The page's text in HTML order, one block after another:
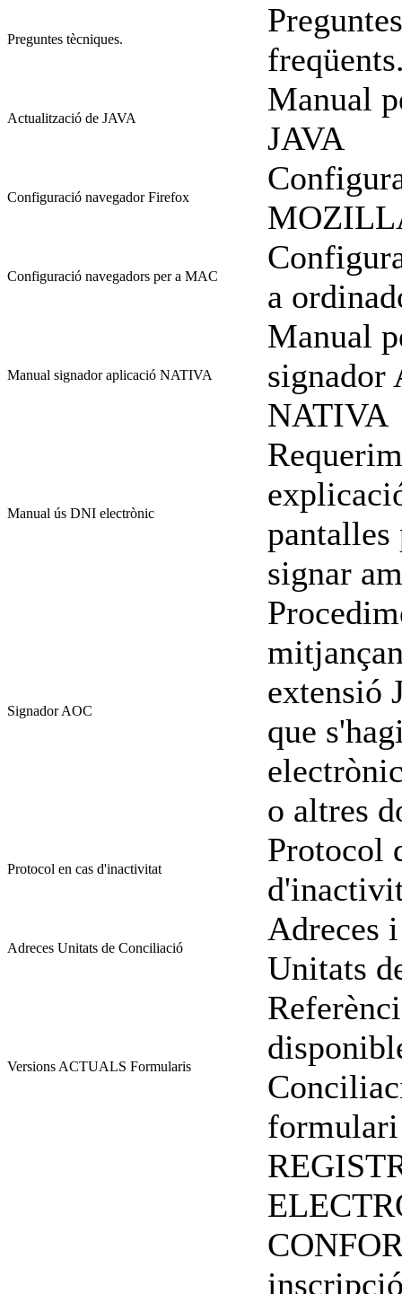
Preguntes tècniques.
Actualització de JAVA
Manual
JAVA
Configuració navegador Firefox
Configuració navegadors per a MAC
a
Manual signador aplicació NATIVA
Manual
signador
NATIVA
Manual ús DNI electrònic
pantalles
signar
Signador AOC
extensió
que
o altres
Protocol en cas d'inactivitat
Protocol
Adreces Unitats de Conciliació
Adreces
Unitats
Versions ACTUALS Formularis
formulari